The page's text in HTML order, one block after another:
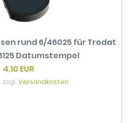
rund 6/46025 für Trodat
Datumstempel
4.10 EUR
zzgl.Versandkosten